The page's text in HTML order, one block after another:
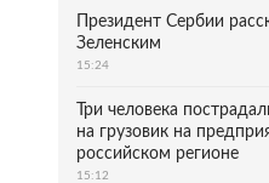
Президент Сербии
Зеленским
15:24
Три человека
на грузовик на
российском регионе
15:12